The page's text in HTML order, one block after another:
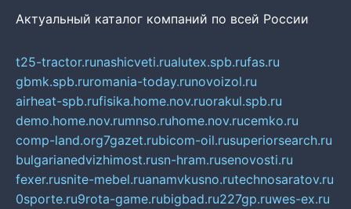
Актуальный каталог компаний по всей России
t25-tractor.runashicveti.rualutex.spb.rufas.ru
gbmk.spb.ruromania-today.runovoizol.ru
airheat-spb.rufisika.home.nov.ruorakul.spb.ru
demo.home.nov.rumnso.ruhome.nov.rucemko.ru
comp-land.org7gazet.rubicom-oil.rusuperiorsearch.ru
bulgarianedvizhimost.rusn-hram.rusenovosti.ru
fexer.rusnite-mebel.ruanamvkusno.rutechnosaratov.ru
0sporte.ru9rota-game.rubigbad.ru227gp.ruwes-ex.ru